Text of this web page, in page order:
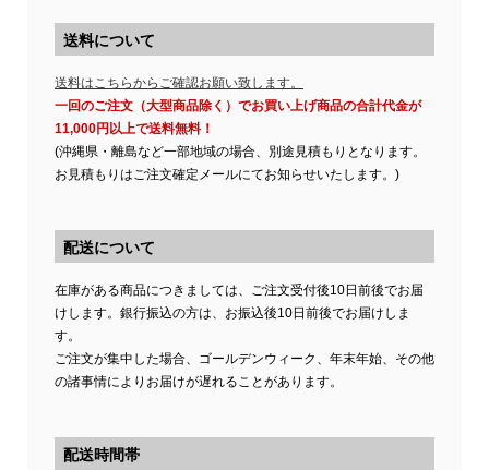
送料について
送料はこちらからご確認お願い致します。
一回のご注文（大型商品除く）でお買い上げ商品の合計代金が
11,000円以上で送料無料！
(沖縄県・離島など一部地域の場合、別途見積もりとなります。
お見積もりはご注文確定メールにてお知らせいたします。)
配送について
在庫がある商品につきましては、ご注文受付後10日前後でお届
けします。銀行振込の方は、お振込後10日前後でお届けしま
す。
ご注文が集中した場合、ゴールデンウィーク、年末年始、その他
の諸事情によりお届けが遅れることがあります。
配送時間帯